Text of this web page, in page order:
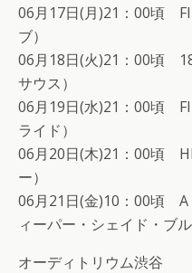
06月17日(月)21：00頃
ブ）
06月18日(火)21：00頃
サウス）
06月19日(水)21：00頃
ライド）
06月20日(木)21：00頃
ー）
06月21日(金)10：00頃 A
ィーパー・シェイド・ブル
オーディトリウム渋谷